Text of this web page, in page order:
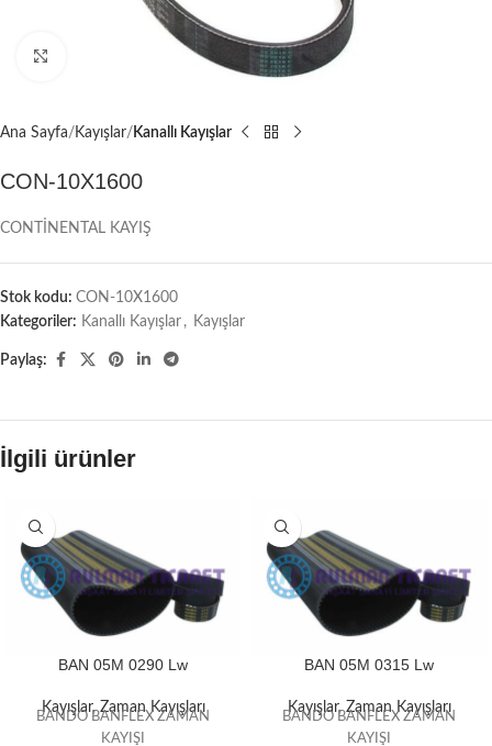
Büyütmek için tıklayın
Ana Sayfa Kayışlar Kanallı Kayışlar
CON-10X1600
CONTİNENTAL KAYIŞ
Stok kodu: CON-10X1600
Kategoriler: Kanallı Kayışlar , Kayışlar
Paylaş:
İlgili ürünler
BAN 05M 0290 Lw
Kayışlar,Zaman Kayışları
BANDO BANFLEX ZAMAN
KAYIŞI
BAN 05M 0315 Lw
Kayışlar,Zaman Kayışları
BANDO BANFLEX ZAMAN
KAYIŞI